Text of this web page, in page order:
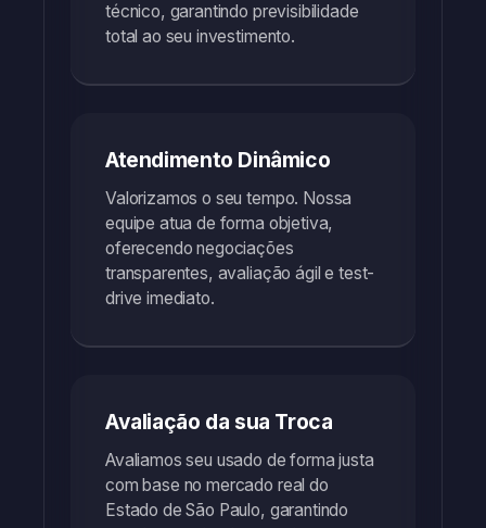
técnico, garantindo previsibilidade
total ao seu investimento.
Atendimento Dinâmico
Valorizamos o seu tempo. Nossa
equipe atua de forma objetiva,
oferecendo negociações
transparentes, avaliação ágil e test-
drive imediato.
Avaliação da sua Troca
Avaliamos seu usado de forma justa
com base no mercado real do
Estado de São Paulo, garantindo